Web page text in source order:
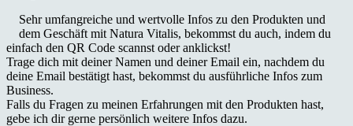
Sehr umfangreiche und wertvolle Infos zu den Produkten und
dem Geschäft mit Natura Vitalis, bekommst du auch, indem du
einfach den QR Code scannst oder anklickst!
Trage dich mit deiner Namen und deiner Email ein, nachdem du
deine Email bestätigt hast, bekommst du ausführliche Infos zum
Business.
Falls du Fragen zu meinen Erfahrungen mit den Produkten hast,
gebe ich dir gerne persönlich weitere Infos dazu.